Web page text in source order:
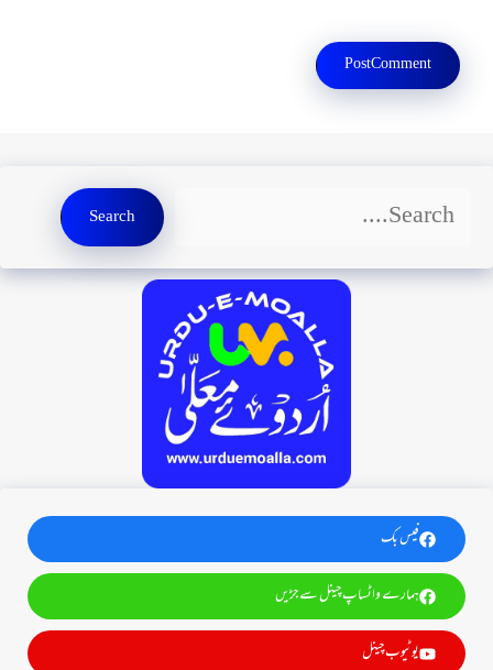
Search
Search
فیس بک
ہمارے واٹساپ چینل سے جڑیں
یوٹیوب چینل